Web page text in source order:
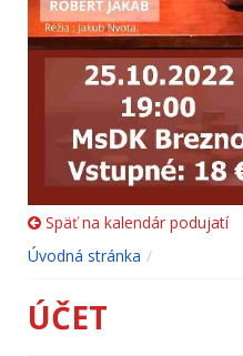
Späť na kalendár podujatí
Úvodná stránka
ÚČET